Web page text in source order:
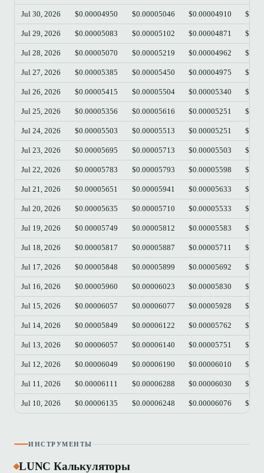
Jul 30, 2026 $0.00004950 $0.00005046 $0.00004910
Jul 29, 2026 $0.00005083 $0.00005102 $0.00004871
Jul 28, 2026 $0.00005070 $0.00005219 $0.00004962
Jul 27, 2026 $0.00005385 $0.00005450 $0.00004975
Jul 26, 2026 $0.00005415 $0.00005504 $0.00005340
Jul 25, 2026 $0.00005356 $0.00005616 $0.00005251
Jul 24, 2026 $0.00005503 $0.00005513 $0.00005251
Jul 23, 2026 $0.00005695 $0.00005713 $0.00005503
Jul 22, 2026 $0.00005783 $0.00005793 $0.00005598
Jul 21, 2026 $0.00005651 $0.00005941 $0.00005633
Jul 20, 2026 $0.00005635 $0.00005710 $0.00005533
Jul 19, 2026 $0.00005749 $0.00005812 $0.00005583
Jul 18, 2026 $0.00005817 $0.00005887 $0.00005711
Jul 17, 2026 $0.00005848 $0.00005899 $0.00005692
Jul 16, 2026 $0.00005960 $0.00006023 $0.00005830
Jul 15, 2026 $0.00006057 $0.00006077 $0.00005928
Jul 14, 2026 $0.00005849 $0.00006122 $0.00005762
Jul 13, 2026 $0.00006057 $0.00006140 $0.00005751
Jul 12, 2026 $0.00006049 $0.00006190 $0.00006010
Jul 11, 2026 $0.00006111 $0.00006288 $0.00006030
Jul 10, 2026 $0.00006135 $0.00006248 $0.00006076
ИНСТРУМЕНТЫ
LUNC Калькуляторы